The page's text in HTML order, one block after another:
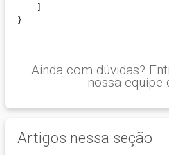
Ainda com dúvidas?
nossa equipe
Artigos nessa seção